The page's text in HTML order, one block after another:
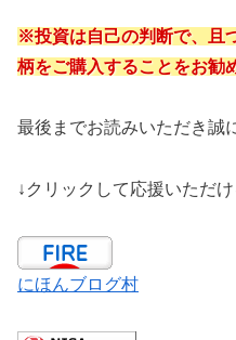
※投資は自己の判断で、且
柄をご購入することをお勧
最後までお読みいただき誠
↓クリックして応援いただけ
にほんブログ村